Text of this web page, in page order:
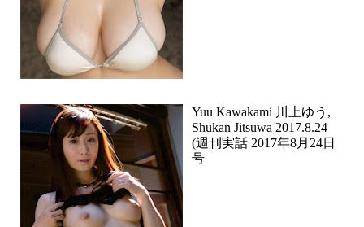
Yuu Kawakami 川上ゆう,
Shukan Jitsuwa 2017.8.24
(週刊実話 2017年8月24日
号